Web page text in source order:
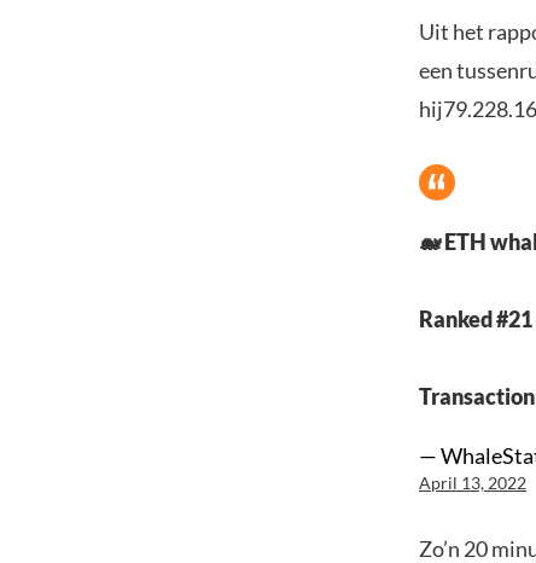
Uit het
een
🐋 ETH
Ranked
—
April 13, 2022
Zo’n 20